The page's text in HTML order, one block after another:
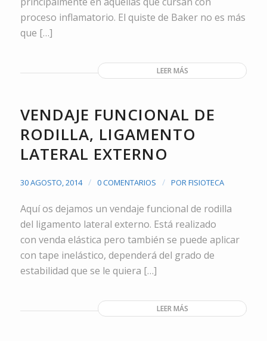
proceso inflamatorio. El quiste de Baker no es más
que […]
LEER MÁS
VENDAJE FUNCIONAL DE
RODILLA, LIGAMENTO
LATERAL EXTERNO
30 AGOSTO, 2014 / 0 COMENTARIOS / PORFISIOTECA
Aquí os dejamos un vendaje funcional de rodilla
del ligamento lateral externo. Está realizado
con venda elástica pero también se puede aplicar
con tape inelástico, dependerá del grado de
estabilidad que se le quiera […]
LEER MÁS